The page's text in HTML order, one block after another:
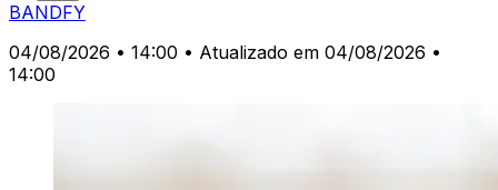
BANDFY
04/08/2026 • 14:00 • Atualizado em 04/08/2026 •
14:00